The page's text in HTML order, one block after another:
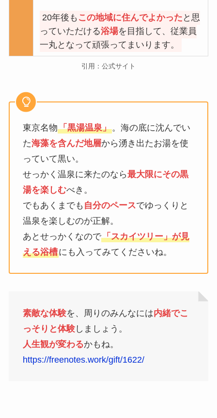
20年後も この地域に住んでよかった と思
っていただける浴場を目指して、従業員
一丸となって頑張ってまいります。
引用：公式サイト
東京名物「黒湯温泉」。海の底に沈んでい
た海藻を含んだ地層から湧き出たお湯を使
っていて黒い。
せっかく温泉に来たのなら最大限にその黒
湯を楽しむべき。
でもあくまでも 自分のペースでゆっくりと
温泉を楽しむのが正解。
あとせっかくなので「スカイツリー」が見
える浴槽にも入ってみてくださいね。
素敵な体験を、周りのみんなには内緒でこ
っそりと体験しましょう。
人生観が変わるかもね。
https://freenotes.work/gift/1622/